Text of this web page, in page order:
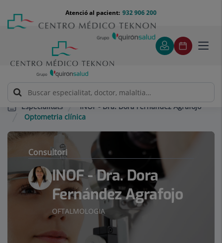
contingut
Menú
teléfono
cabecera
932 906 200
Atenció al pacient:
Especialitats
INOF - Dra. Dora Fernández Agrafojo
Optometria clínica
Consultori
INOF - Dra. Dora
Fernández Agrafojo
OFTALMOLOGIA